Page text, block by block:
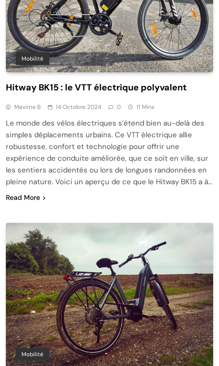
Mobilité
Hitway BK15 : le VTT électrique polyvalent
Maxime B 14 Octobre 2024 0 11 Mins
Le monde des vélos électriques s’étend bien au-delà des
simples déplacements urbains. Ce VTT électrique allie
robustesse, confort et technologie pour offrir une
expérience de conduite améliorée, que ce soit en ville, sur
les sentiers accidentés ou lors de longues randonnées en
pleine nature. Voici un aperçu de ce que le Hitway BK15 a à…
Read More
Mobilité